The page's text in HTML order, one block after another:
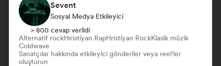
Sevent
Sosyal Medya Etkileyici
> 800 cevap verildi
Alternatif rockHıristiyan RapHristiyan RockKlasik müzik
Coldwave
Sanatçılar hakkında etkileyici gönderiler veya reel'ler
oluşturun